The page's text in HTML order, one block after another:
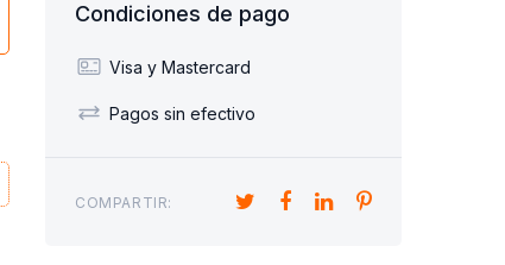
Condiciones de pago
Visa y Mastercard
Pagos sin efectivo
COMPARTIR: